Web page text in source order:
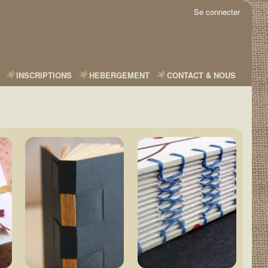
Se connecter
INSCRIPTIONS HEBERGEMENT CONTACT & NOUS